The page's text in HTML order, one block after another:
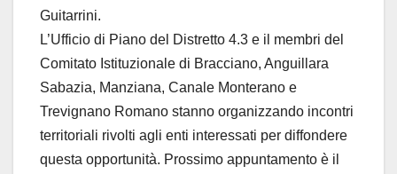
Guitarrini.
L’Ufficio di Piano del Distretto 4.3 e il membri del
Comitato Istituzionale di Bracciano, Anguillara
Sabazia, Manziana, Canale Monterano e
Trevignano Romano stanno organizzando incontri
territoriali rivolti agli enti interessati per diffondere
questa opportunità. Prossimo appuntamento è il